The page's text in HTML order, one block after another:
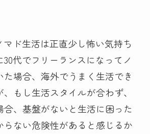
マド生活は正直少し怖い気持ち
代でフリーランスになってノ
場合、海外でうまく生活でき
もし生活スタイルが合わず、
合、基盤がないと生活に困った
らない危険性があると感じるか